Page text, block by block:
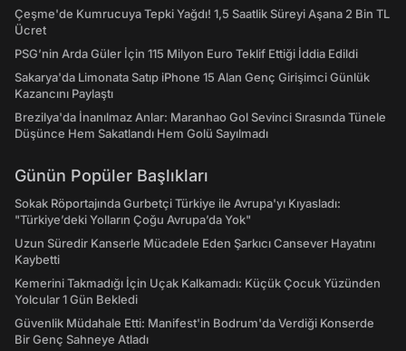
Çeşme'de Kumrucuya Tepki Yağdı! 1,5 Saatlik Süreyi Aşana 2 Bin TL
Ücret
PSG’nin Arda Güler İçin 115 Milyon Euro Teklif Ettiği İddia Edildi
Sakarya'da Limonata Satıp iPhone 15 Alan Genç Girişimci Günlük
Kazancını Paylaştı
Brezilya'da İnanılmaz Anlar: Maranhao Gol Sevinci Sırasında Tünele
Düşünce Hem Sakatlandı Hem Golü Sayılmadı
Günün Popüler Başlıkları
Sokak Röportajında Gurbetçi Türkiye ile Avrupa'yı Kıyasladı:
"Türkiye’deki Yolların Çoğu Avrupa’da Yok"
Uzun Süredir Kanserle Mücadele Eden Şarkıcı Cansever Hayatını
Kaybetti
Kemerini Takmadığı İçin Uçak Kalkamadı: Küçük Çocuk Yüzünden
Yolcular 1 Gün Bekledi
Güvenlik Müdahale Etti: Manifest'in Bodrum'da Verdiği Konserde
Bir Genç Sahneye Atladı